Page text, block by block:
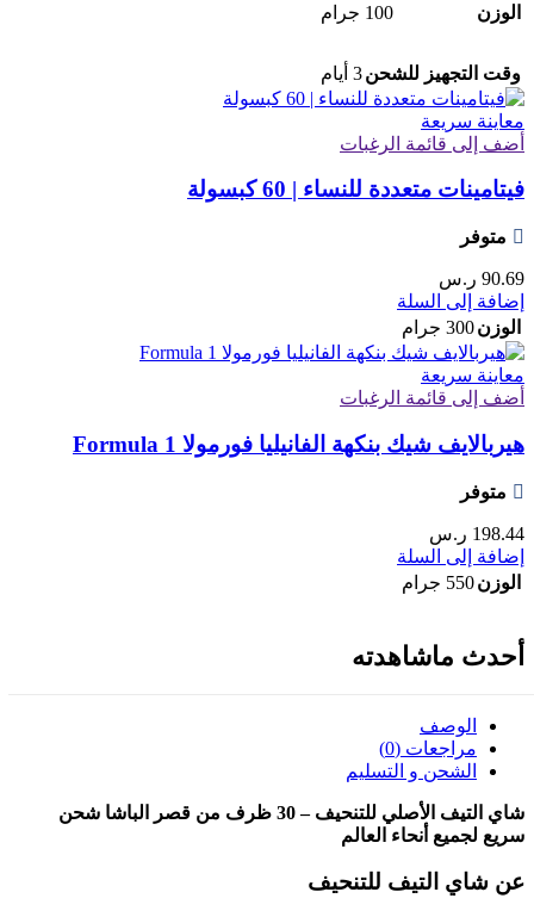
الوزن
100 جرام
وقت التجهيز للشحن3 أيام
معاينة سريعة
أضف إلى قائمة الرغبات
فيتامينات متعددة للنساء | 60 كبسولة
متوفر
90.69 ر.س
إضافة إلى السلة
الوزن300 جرام
معاينة سريعة
أضف إلى قائمة الرغبات
هيربالايف شيك بنكهة الفانيليا فورمولا Formula 1
متوفر
198.44 ر.س
إضافة إلى السلة
الوزن550 جرام
أحدث ماشاهدته
الوصف
مراجعات (0)
الشحن و التسليم
شاي التيف الأصلي للتنحيف – 30 ظرف من قصر الباشا شحن
سريع لجميع أنحاء العالم
عن شاي التيف للتنحيف